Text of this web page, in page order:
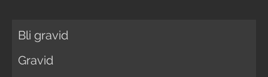
Bli gravid
Gravid